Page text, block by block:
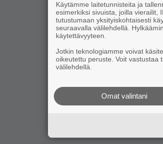
Käytämme laitetunnisteita ja
esimerkiksi sivuista, joilla vierailit,
tutustumaan yksityiskohtaisesti
seuraavalla välilehdellä.
käytettävyyteen.
Jotkin teknologiamme voivat
oikeutettu peruste. Voit vastustaa
välilehdellä.
Omat valintani